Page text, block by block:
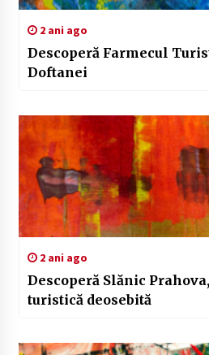
2 ani ago
Descoperă Farmecul
Doftanei
2 ani ago
Descoperă Slănic
turistică deosebită